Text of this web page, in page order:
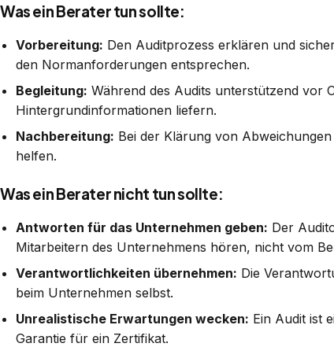
Was ein Berater tun sollte:
Vorbereitung: Den Auditprozess erklären und
den Normanforderungen entsprechen.
Begleitung: Während des Audits unterstützend vor
Hintergrundinformationen liefern.
Nachbereitung: Bei der Klärung von
helfen.
Was ein Berater nicht tun sollte:
Antworten für das Unternehmen geben: Der
Mitarbeitern des Unternehmens hören, nicht vom
Verantwortlichkeiten übernehmen: Die
beim Unternehmen selbst.
Unrealistische Erwartungen wecken: Ein Audit ist
Garantie für ein Zertifikat.